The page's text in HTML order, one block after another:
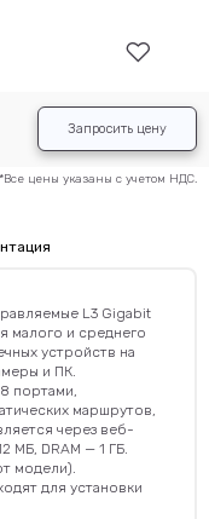
*Все цены указаны с учетом НДС.
Запросить цену
L3 Gigabit
малого и среднего
устройств на
и ПК.
портами,
маршрутов,
через веб-
МБ, DRAM — 1 ГБ.
модели).
для установки